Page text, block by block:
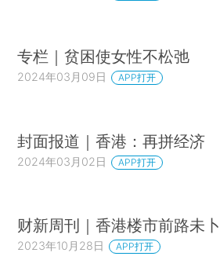
专栏｜贫困使女性不松弛
2024年03月09日 APP打开
封面报道｜香港：再拼经济
2024年03月02日 APP打开
财新周刊｜香港楼市前路未卜
2023年10月28日 APP打开